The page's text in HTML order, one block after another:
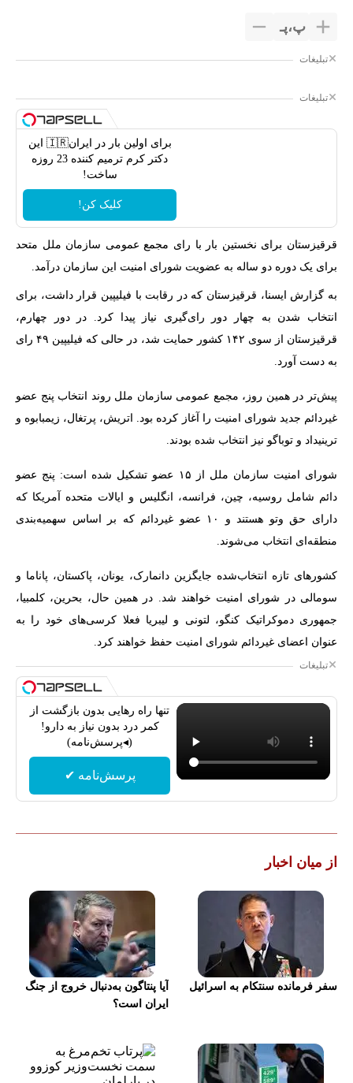
پ،پـ
تبلیغات
تبلیغات
برای اولین بار در ایران🇮🇷 این
دکتر کرم ترمیم کننده 23 روزه
ساخت!
کلیک کن!
قرقیزستان برای نخستین بار با رای مجمع عمومی سازمان ملل متحد
برای یک دوره دو ساله به عضویت شورای امنیت این سازمان درآمد.
به گزارش ایسنا، قرقیزستان که در رقابت با فیلیپین قرار داشت، برای
انتخاب شدن به چهار دور رای‌گیری نیاز پیدا کرد. در دور چهارم،
قرقیزستان از سوی ۱۴۲ کشور حمایت شد، در حالی که فیلیپین ۴۹ رای
به دست آورد.
پیش‌تر در همین روز، مجمع عمومی سازمان ملل روند انتخاب پنج عضو
غیردائم جدید شورای امنیت را آغاز کرده بود. اتریش، پرتغال، زیمبابوه و
ترینیداد و توباگو نیز انتخاب شده بودند.
شورای امنیت سازمان ملل از ۱۵ عضو تشکیل شده است: پنج عضو
دائم شامل روسیه، چین، فرانسه، انگلیس و ایالات متحده آمریکا که
دارای حق وتو هستند و ۱۰ عضو غیردائم که بر اساس سهمیه‌بندی
منطقه‌ای انتخاب می‌شوند.
کشورهای تازه انتخاب‌شده جایگزین دانمارک، یونان، پاکستان، پاناما و
سومالی در شورای امنیت خواهند شد. در همین حال، بحرین، کلمبیا،
جمهوری دموکراتیک کنگو، لتونی و لیبریا فعلا کرسی‌های خود را به
عنوان اعضای غیردائم شورای امنیت حفظ خواهند کرد.
تبلیغات
تنها راه رهایی بدون بازگشت از
کمر درد بدون نیاز به دارو!
(◂پرسش‌نامه)
پرسش‌نامه ✔
از میان اخبار
سفر فرمانده سنتکام به اسرائیل
آیا پنتاگون به‌دنبال خروج از جنگ
ایران است؟